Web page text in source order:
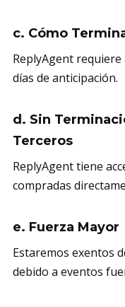
c. Cómo
ReplyAgent
días de anticipación.
d. Sin
Terceros
ReplyAgent tiene
compradas
e. Fuerza Mayor
Estaremos exentos
debido a eventos